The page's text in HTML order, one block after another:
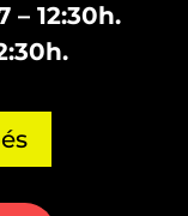
– 12:30h.